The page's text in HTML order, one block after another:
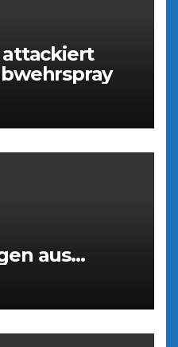
attackiert
aus